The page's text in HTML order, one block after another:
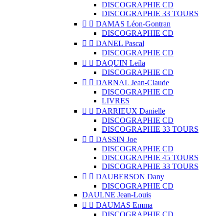
DISCOGRAPHIE CD
DISCOGRAPHIE 33 TOURS
  DAMAS Léon-Gontran
DISCOGRAPHIE CD
  DANEL Pascal
DISCOGRAPHIE CD
  DAQUIN Leïla
DISCOGRAPHIE CD
  DARNAL Jean-Claude
DISCOGRAPHIE CD
LIVRES
  DARRIEUX Danielle
DISCOGRAPHIE CD
DISCOGRAPHIE 33 TOURS
  DASSIN Joe
DISCOGRAPHIE CD
DISCOGRAPHIE 45 TOURS
DISCOGRAPHIE 33 TOURS
  DAUBERSON Dany
DISCOGRAPHIE CD
DAULNE Jean-Louis
  DAUMAS Emma
DISCOGRAPHIE CD